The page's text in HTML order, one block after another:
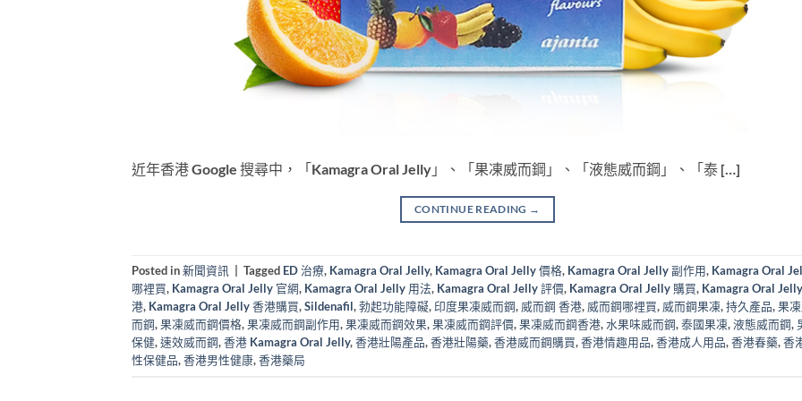
近年香港 Google 搜尋中，「Kamagra Oral Jelly」、「果凍威而鋼」、「液態威而鋼」、「泰 […]
CONTINUE READING →
Posted in新聞資訊 Tagged ED 治療, Kamagra Oral Jelly, Kamagra Oral Jelly 價格, Kamagra Oral Jelly 副作用, Kamagra Oral
哪裡買, Kamagra Oral Jelly 官網, Kamagra Oral Jelly 用法, Kamagra Oral Jelly 評價, Kamagra Oral Jelly 購買, Kamagra Oral
港, Kamagra Oral Jelly 香港購買,Sildenafil,勃起功能障礙, 印度果凍威而鋼, 威而鋼 香港, 威而鋼哪裡買, 威而鋼果凍,持久產品,果
而鋼,果凍威而鋼價格,果凍威而鋼副作用,果凍威而鋼效果,果凍威而鋼評價,果凍威而鋼香港, 水果味威而鋼,泰國果凍,液態威而鋼,
保健,速效威而鋼,香港 Kamagra Oral Jelly,香港壯陽產品,香港壯陽藥,香港威而鋼購買,香港情趣用品,香港成人用品,香港春藥,香
性保健品,香港男性健康,香港藥局